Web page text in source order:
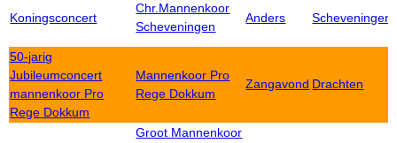
Koningsconcert
Chr.Mannenkoor
Scheveningen
Anders Scheveningen
50-jarig
Jubileumconcert
mannenkoor Pro
Rege Dokkum
Mannenkoor Pro
Rege Dokkum
Zangavond Drachten
Groot Mannenkoor